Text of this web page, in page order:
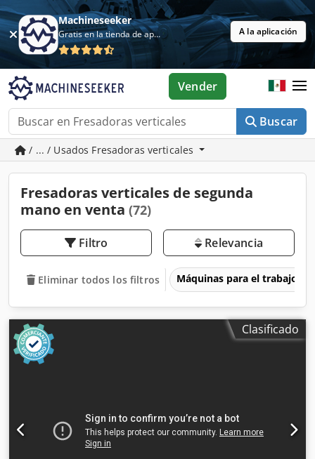
Machineseeker
Gratis en la tienda de aplicaciones A la aplicación
Buscar
Vender
/ ... / Usados Fresadoras verticales
Fresadoras verticales de segunda
mano en venta (72)
Filtro Relevancia
Eliminar todos los filtros Máquinas para el trabajo
Clasificado